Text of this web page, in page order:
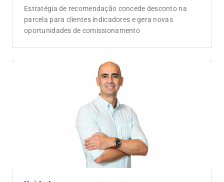
Unidades
Marcio Barros assume Unidade Caxias do
Sul da Lojacorr Seguros
Após quase 30 anos em grandes seguradoras,
executivo aposta na proximidade com os corretores e
no modelo colaborativo da rede para impulsionar o
desenvolvimento da região